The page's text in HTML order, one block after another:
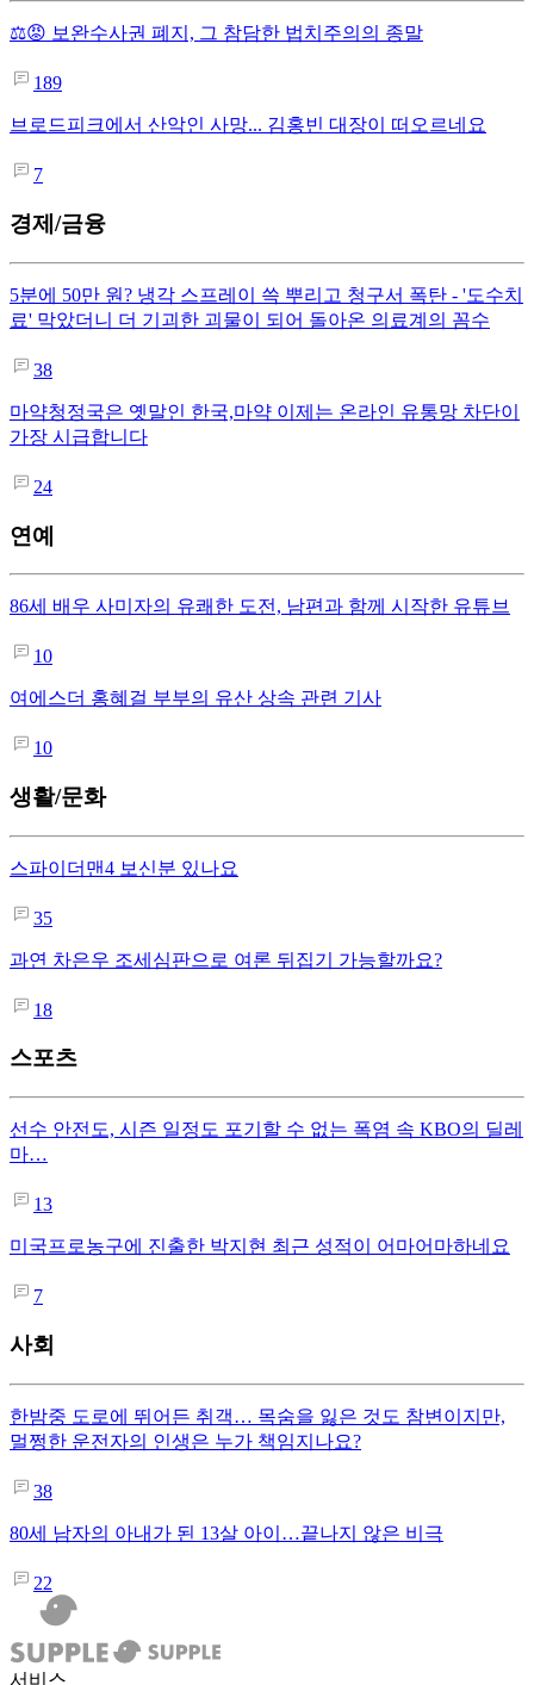
⚖️😡 보완수사권 폐지, 그 참담한 법치주의의 종말
189
브로드피크에서 산악인 사망... 김홍빈 대장이 떠오르네요
7
경제/금융
5분에 50만 원? 냉각 스프레이 쓱 뿌리고 청구서 폭탄 - '도수치
료' 막았더니 더 기괴한 괴물이 되어 돌아온 의료계의 꼼수
38
마약청정국은 옛말인 한국,마약 이제는 온라인 유통망 차단이
가장 시급합니다
24
연예
86세 배우 사미자의 유쾌한 도전, 남편과 함께 시작한 유튜브
10
여에스더 홍혜걸 부부의 유산 상속 관련 기사
10
생활/문화
스파이더맨4 보신분 있나요
35
과연 차은우 조세심판으로 여론 뒤집기 가능할까요?
18
스포츠
선수 안전도, 시즌 일정도 포기할 수 없는 폭염 속 KBO의 딜레
마…
13
미국프로농구에 진출한 박지현 최근 성적이 어마어마하네요
7
사회
한밤중 도로에 뛰어든 취객… 목숨을 잃은 것도 참변이지만,
멀쩡한 운전자의 인생은 누가 책임지나요?
38
80세 남자의 아내가 된 13살 아이…끝나지 않은 비극
22
서비스